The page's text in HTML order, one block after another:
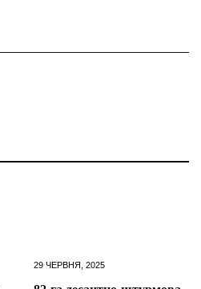
29 ЧЕРВНЯ, 2025